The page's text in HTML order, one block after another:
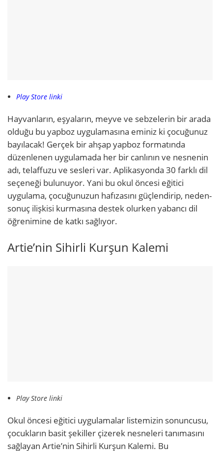
Play Store linki
Hayvanların, eşyaların, meyve ve sebzelerin bir arada
olduğu bu yapboz uygulamasına eminiz ki çocuğunuz
bayılacak! Gerçek bir ahşap yapboz formatında
düzenlenen uygulamada her bir canlının ve nesnenin
adı, telaffuzu ve sesleri var. Aplikasyonda 30 farklı dil
seçeneği bulunuyor. Yani bu okul öncesi eğitici
uygulama, çocuğunuzun hafızasını güçlendirip, neden-
sonuç ilişkisi kurmasına destek olurken yabancı dil
öğrenimine de katkı sağlıyor.
Artie’nin Sihirli Kurşun Kalemi
Play Store linki
Okul öncesi eğitici uygulamalar listemizin sonuncusu,
çocukların basit şekiller çizerek nesneleri tanımasını
sağlayan Artie’nin Sihirli Kurşun Kalemi. Bu